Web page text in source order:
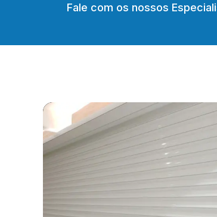
Fale com os nossos